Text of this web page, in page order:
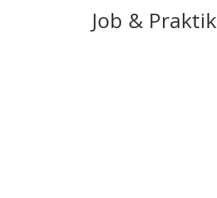
Job & Praktik